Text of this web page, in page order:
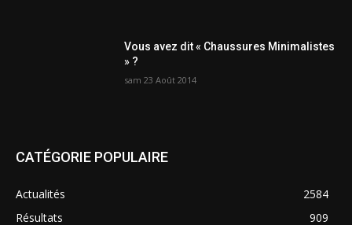
Vous avez dit « Chaussures Minimalistes
» ?
sam 23 Août 2014
CATÉGORIE POPULAIRE
Actualités
2584
Résultats
909